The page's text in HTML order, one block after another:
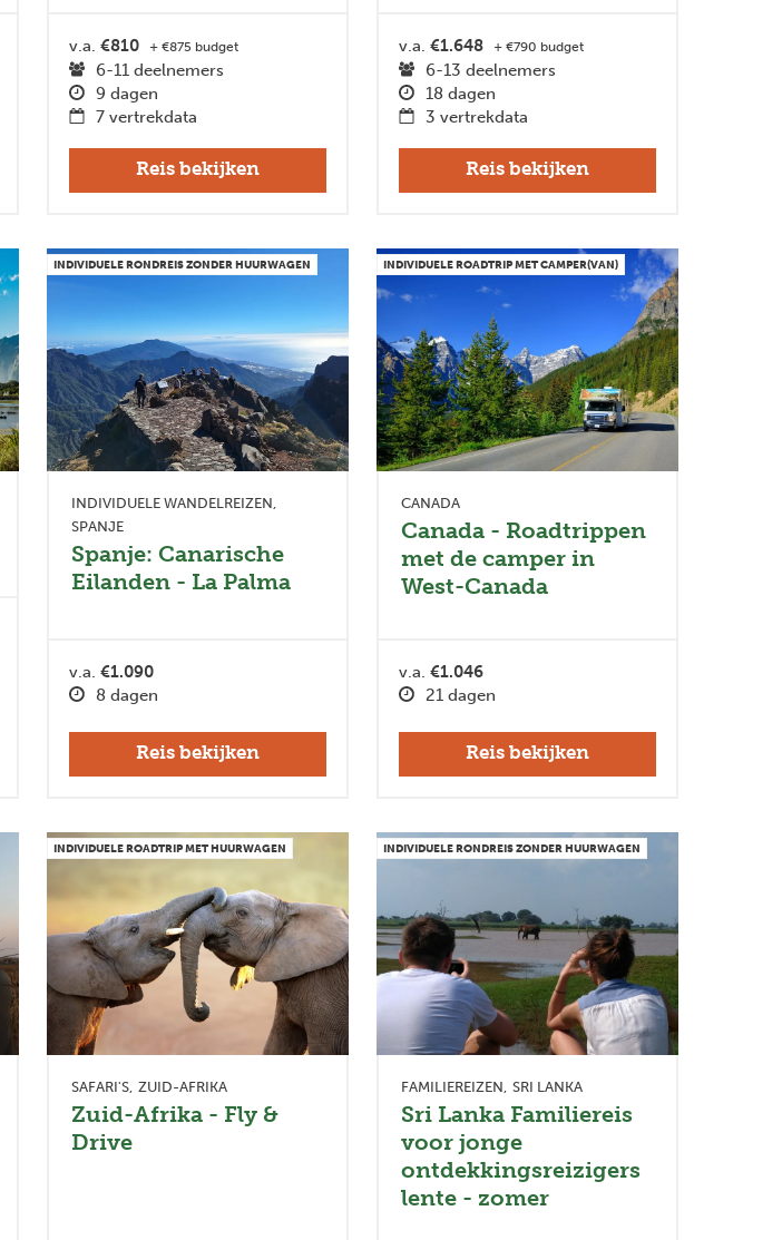
v.a. €810 + €875 budget
6-11 deelnemers
9 dagen
7 vertrekdata
Reis bekijken
v.a. €1.648 + €790 budget
6-13 deelnemers
18 dagen
3 vertrekdata
Reis bekijken
INDIVIDUELE RONDREIS ZONDER HUURWAGEN
INDIVIDUELE WANDELREIZEN
SPANJE
Spanje: Canarische
Eilanden - La Palma
v.a. €1.090
8 dagen
Reis bekijken
INDIVIDUELE ROADTRIP MET CAMPER(VAN)
CANADA
Canada - Roadtrippen
met de camper in
West-Canada
v.a. €1.046
21 dagen
Reis bekijken
INDIVIDUELE ROADTRIP MET HUURWAGEN
SAFARI'S ZUID-AFRIKA
Zuid-Afrika - Fly &
Drive
INDIVIDUELE RONDREIS ZONDER HUURWAGEN
FAMILIEREIZEN SRI LANKA
Sri Lanka Familiereis
voor jonge
ontdekkingsreizigers
lente - zomer